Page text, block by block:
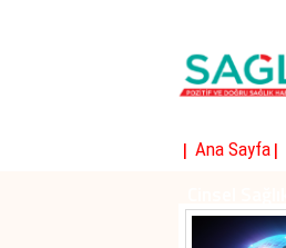
| Ana Sayfa |